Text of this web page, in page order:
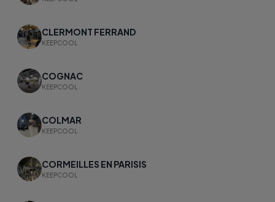
CLERMONT FERRAND
KEEPCOOL
COGNAC
KEEPCOOL
COLMAR
KEEPCOOL
CORMEILLES EN PARISIS
KEEPCOOL